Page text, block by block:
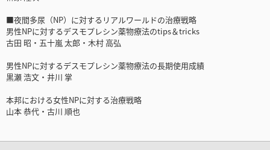
■夜間多尿（NP）に対するリアルワールドの治療戦略
男性NPに対するデスモプレシン薬物療法のtips＆tricks
古田 昭・五十嵐 太郎・木村 高弘
男性NPに対するデスモプレシン薬物療法の長期使用成績
黒瀬 浩文・井川 掌
本邦における女性NPに対する治療戦略
山本 恭代・古川 順也